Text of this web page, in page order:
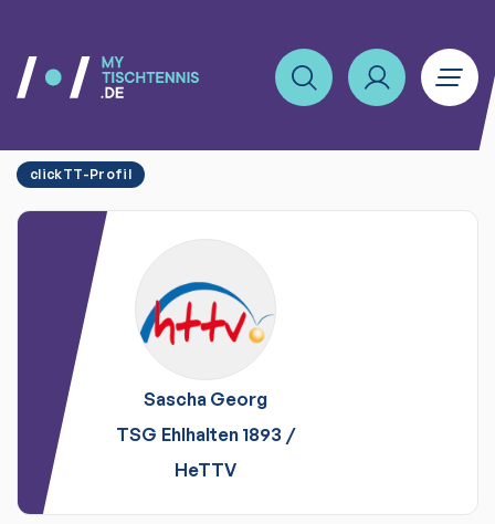
clickTT-Profil
Sascha Georg
TSG Ehlhalten 1893 /
HeTTV